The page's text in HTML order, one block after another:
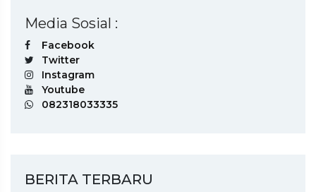
Media Sosial :
Facebook
Twitter
Instagram
Youtube
082318033335
BERITA TERBARU